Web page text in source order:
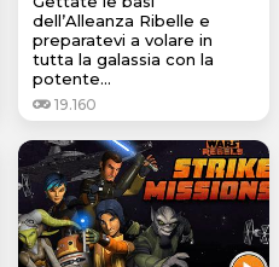
dell’Alleanza Ribelle e
preparatevi a volare in
tutta la galassia con la
potente...
19.160